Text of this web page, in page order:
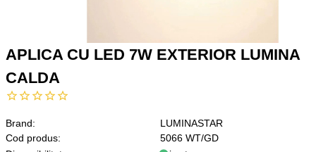
APLICA CU LED 7W EXTERIOR LUMINA
CALDA
Brand:
LUMINASTAR
Cod produs:
5066 WT/GD